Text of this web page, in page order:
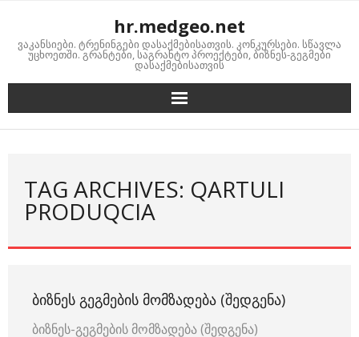
content
hr.medgeo.net
ვაკანსიები. ტრენინგები დასაქმებისათვის. კონკურსები. სწავლა
უცხოეთში. გრანტები, საგრანტო პროექტები, ბიზნეს-გეგმები
დასაქმებისათვის
TAG ARCHIVES: QARTULI
PRODUQCIA
ᲑᲘᲖᲜᲔᲡ ᲒᲔᲒᲛᲔᲑᲘᲡ ᲛᲝᲛᲖᲐᲓᲔᲑᲐ (ᲨᲔᲓᲒᲔᲜᲐ)
ბიზნეს-გეგმების მომზადება (შედგენა)